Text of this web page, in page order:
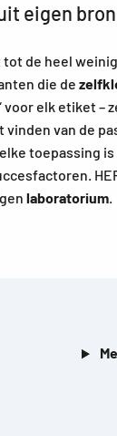
eigen bron
tot de heel
die de
voor elk etiket –
vinden van de
toepassing is
laboratorium.